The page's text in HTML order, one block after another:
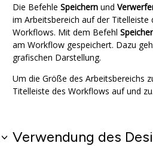
Die Befehle Speichern und
im Arbeitsbereich auf der Titelleiste
Workflows. Mit dem Befehl
am Workflow gespeichert. Dazu
grafischen Darstellung.
Um die Größe des Arbeitsbereichs
Titelleiste des Workflows auf und zu.
Verwendung des